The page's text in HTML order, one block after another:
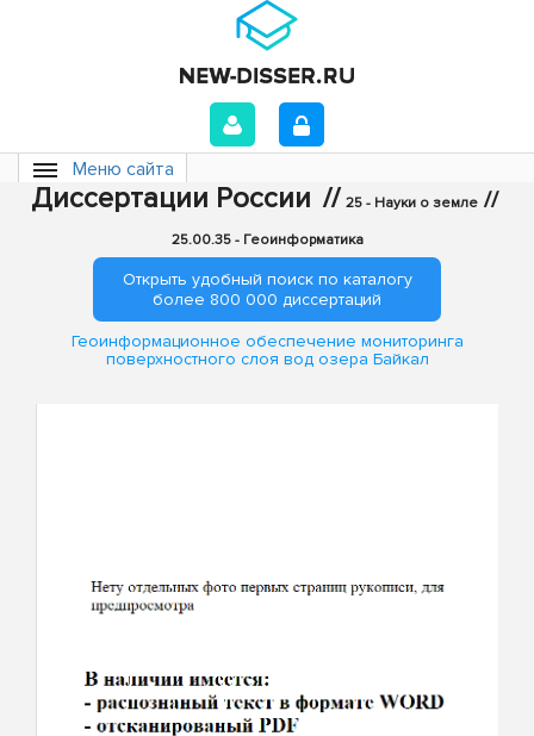
Меню сайта
Диссертации России // 25 - Науки о земле //
25.00.35 - Геоинформатика
Открыть удобный поиск по каталогу
более 800 000 диссертаций
Геоинформационное обеспечение мониторинга
поверхностного слоя вод озера Байкал